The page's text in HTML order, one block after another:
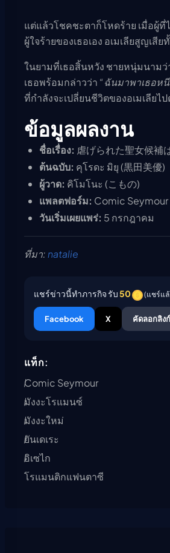
แต่แล้วโชคชะตาก็โหดร้าย เมื่อผู้
ผู้ใจร้ายของเธอเอง อเมเลียสูญเ
ในยามที่เธอสิ้นหวัง ชายหนุ่มนามว่
เธอพร้อมกล่าวว่า “ฉันมาพาเธอห
ที่กำลังจะเปลี่ยนชีวิตของอเมเลียไ
ข้อมูลผลงาน
ชื่อเรื่อง: 虐げられた聖女候補
ต้นฉบับ: คุโรดะ มิยุ (黒田美優)
ผู้วาด: คิโมโนะ (こもの)
แพลตฟอร์ม: Comic Seymour
วันเริ่มเผยแพร่: 5 กรกฎาคม
ที่มา:natalie
แชร์ข่าวนี้ทำภารกิจ รับ50 (แชร์แล้
Facebook X คัดลอกลิงก์
แท็ก:
Comic Seymour
มังงะโรแมนซ์
มังงะใหม่
ยันเดเระ
อิเซไก
โรแมนติกแฟนตาซี